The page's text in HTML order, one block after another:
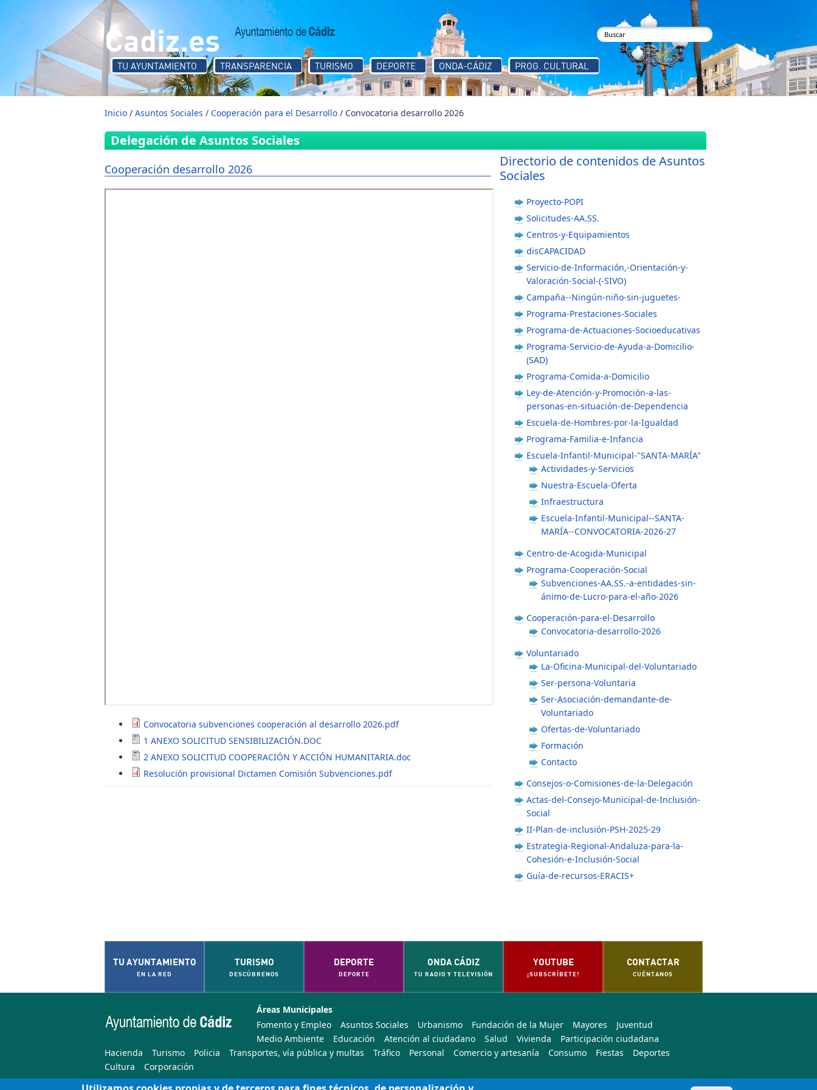
Pasar al contenido principal
Cadiz.es Formulario de búsqueda
TU AYUNTAMIENTO TRANSPARENCIA TURISMO DEPORTE ONDA-CÁDIZ PROG. CULTURAL
Inicio / Asuntos Sociales / Cooperación para el Desarrollo / Convocatoria desarrollo 2026
Delegación de Asuntos Sociales
Cooperación desarrollo 2026
Convocatoria subvenciones cooperación al desarrollo 2026.pdf
1 ANEXO SOLICITUD SENSIBILIZACIÓN.DOC
2 ANEXO SOLICITUD COOPERACIÓN Y ACCIÓN HUMANITARIA.doc
Resolución provisional Dictamen Comisión Subvenciones.pdf
Directorio de contenidos de Asuntos
Sociales
Proyecto-POPI
Solicitudes-AA.SS.
Centros-y-Equipamientos
disCAPACIDAD
Servicio-de-Información,-Orientación-y-
Valoración-Social-(-SIVO)
Campaña--Ningún-niño-sin-juguetes-
Programa-Prestaciones-Sociales
Programa-de-Actuaciones-Socioeducativas
Programa-Servicio-de-Ayuda-a-Domicilio-
(SAD)
Programa-Comida-a-Domicilio
Ley-de-Atención-y-Promoción-a-las-
personas-en-situación-de-Dependencia
Escuela-de-Hombres-por-la-Igualdad
Programa-Familia-e-Infancia
Escuela-Infantil-Municipal-"SANTA-MARÍA"
Actividades-y-Servicios
Nuestra-Escuela-Oferta
Infraestructura
Escuela-Infantil-Municipal--SANTA-
MARÍA--CONVOCATORIA-2026-27
Centro-de-Acogida-Municipal
Programa-Cooperación-Social
Subvenciones-AA.SS.-a-entidades-sin-
ánimo-de-Lucro-para-el-año-2026
Cooperación-para-el-Desarrollo
Convocatoria-desarrollo-2026
Voluntariado
La-Oficina-Municipal-del-Voluntariado
Ser-persona-Voluntaria
Ser-Asociación-demandante-de-
Voluntariado
Ofertas-de-Voluntariado
Formación
Contacto
Consejos-o-Comisiones-de-la-Delegación
Actas-del-Consejo-Municipal-de-Inclusión-
Social
II-Plan-de-inclusión-PSH-2025-29
Estrategia-Regional-Andaluza-para-la-
Cohesión-e-Inclusión-Social
Guía-de-recursos-ERACIS+
TU AYUNTAMIENTO
EN LA RED
TURISMO
DESCÚBRENOS
DEPORTE
DEPORTE
ONDA CÁDIZ
TU RADIO Y TELEVISIÓN
YOUTUBE
¡SUBSCRÍBETE!
CONTACTAR
CUÉNTANOS
Áreas Municipales
Fomento y Empleo
Asuntos Sociales Urbanismo Fundación de la Mujer Mayores
Juventud
Medio Ambiente
Educación Atención al ciudadano Salud Vivienda
Participación ciudadana
Hacienda
Turismo Policia Transportes, vía pública y multas Tráfico Personal Comercio y artesanía Consumo Fiestas
Deportes
Cultura
Corporación